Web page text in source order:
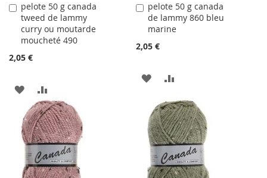
pelote 50 g canada
tweed de lammy
curry ou moutarde
moucheté 490
2,05 €
Ajouter
au
panier
AJOUTER
À
LA
LISTE
D'ACHATS
AU
COMPARATEUR
pelote 50 g canada
de lammy 860 bleu
marine
2,05 €
Ajouter
au
panier
AJOUTER
LA
LISTE
D'ACHATS
AU
COMPARATEUR